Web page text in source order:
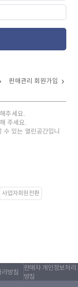
판매관리 회원가입
주세요.
주세요.
있는 열린공간입니
사업자회원전환
리방침
판매자 개인정보처리
방침